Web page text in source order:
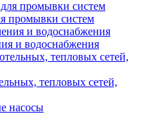
промывки систем
и водоснабжения
тепловых сетей,
насосы